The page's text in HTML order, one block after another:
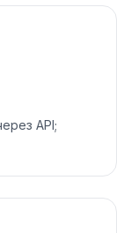
API;